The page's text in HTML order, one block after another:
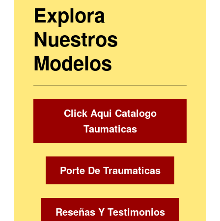
Explora
Nuestros
Modelos
Click Aqui Catalogo
Taumaticas
Porte De Traumaticas
Reseñas Y Testimonios